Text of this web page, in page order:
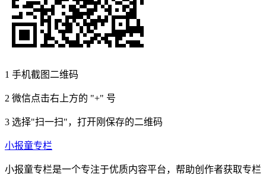
1 手机截图二维码
2 微信点击右上方的 "+" 号
3 选择"扫一扫"，打开刚保存的二维码
小报童专栏
小报童专栏是一个专注于优质内容平台，帮助创作者获取专栏